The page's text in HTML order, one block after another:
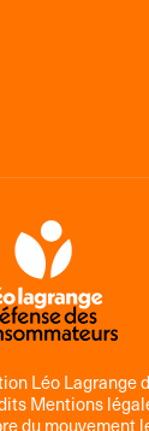
Léo Lagrange
Mentions
du mouvement